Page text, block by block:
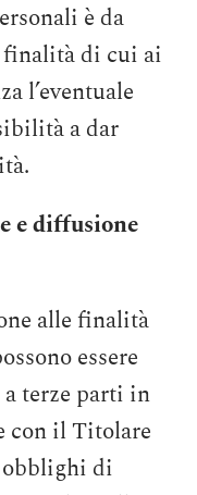
è da
finalità di cui ai
l’eventuale
a dar
e diffusione
alle finalità
essere
terze parti in
con il Titolare
obblighi di